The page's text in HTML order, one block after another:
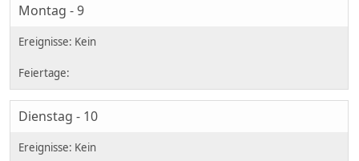
Montag - 9
Dienstag - 10